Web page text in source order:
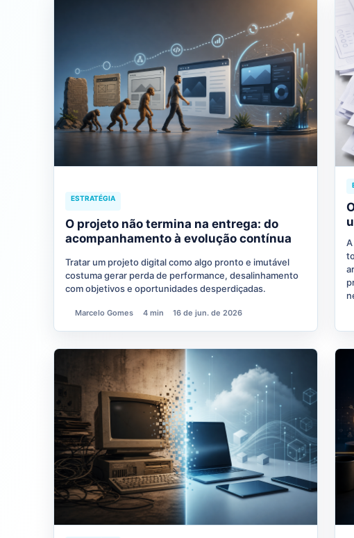
ESTRATÉGIA
O projeto não termina na entrega: do
acompanhamento à evolução contínua
Tratar um projeto digital como algo pronto e imutável
costuma gerar perda de performance, desalinhamento
com objetivos e oportunidades desperdiçadas.
Marcelo Gomes 4 min 16 de jun. de 2026